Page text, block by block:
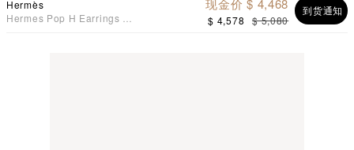
Hermès
Hermes Pop H Earrings 耳
到货通知
现金价 $ 4,468
$ 4,578 $ 5,080